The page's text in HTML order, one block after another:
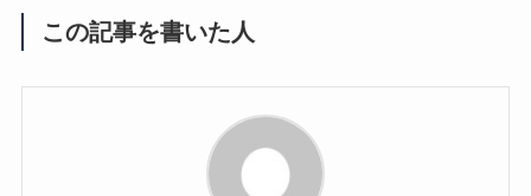
この記事を書いた人